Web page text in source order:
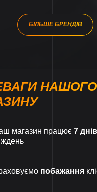
БІЛЬШЕ БРЕНДІВ
НАШОГО
магазин працює 7 днів
побажання